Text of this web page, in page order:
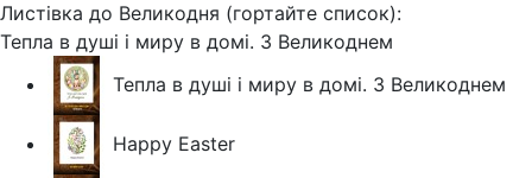
Листівка до Великодня (гортайте список):
Тепла в душі і миру в домі. З Великоднем
Тепла в душі і миру в домі. З Великоднем
Happy Easter